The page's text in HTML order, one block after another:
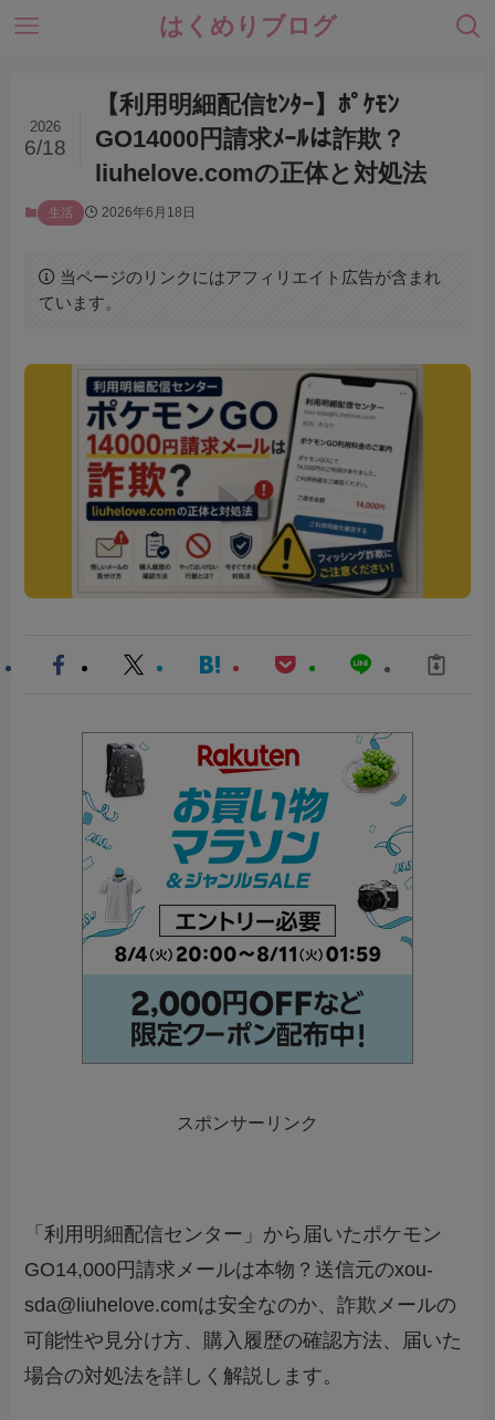
はくめりブログ
【利用明細配信ｾﾝﾀｰ】ﾎﾟｹﾓﾝ
GO14000円請求ﾒｰﾙは詐欺？
liuhelove.comの正体と対処法
2026
6/18
生活 2026年6月18日
当ページのリンクにはアフィリエイト広告が含まれ
ています。
スポンサーリンク
「利用明細配信センター」から届いたポケモン
GO14,000円請求メールは本物？送信元のxou-
sda@liuhelove.comは安全なのか、詐欺メールの
可能性や見分け方、購入履歴の確認方法、届いた
場合の対処法を詳しく解説します。